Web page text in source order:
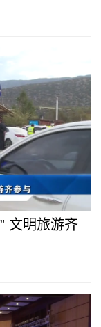
文明旅游齐